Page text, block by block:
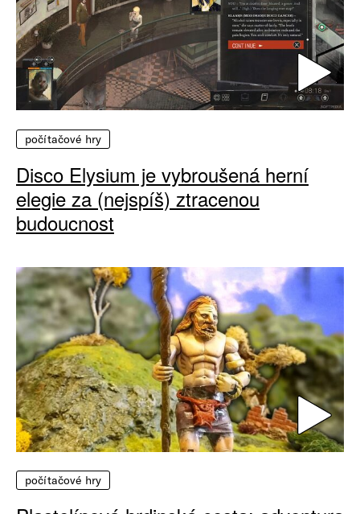
počítačové hry
Disco Elysium je vybroušená herní
elegie za (nejspíš) ztracenou
budoucnost
počítačové hry